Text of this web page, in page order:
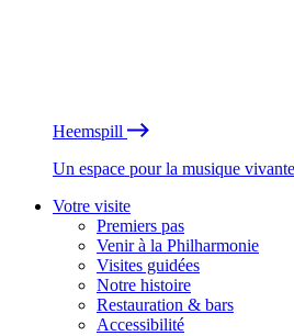
Heemspill
Un espace pour la musique
Votre visite
Premiers pas
Venir à la Philharmonie
Visites guidées
Notre histoire
Restauration & bars
Accessibilité